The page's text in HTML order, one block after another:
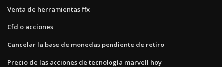
Venta de herramientas ffx
Cfd o acciones
Cancelar la base de monedas pendiente de retiro
Precio de las acciones de tecnología marvell hoy